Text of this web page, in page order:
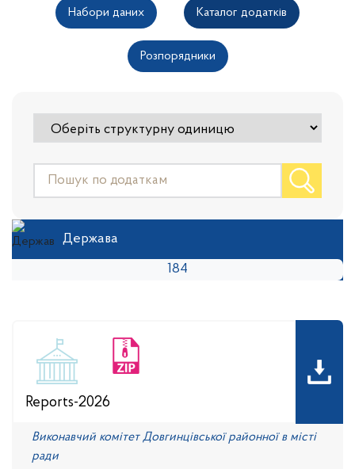
Набори даних Каталог додатків
Розпорядники
Держава
184
Reports-2026
Виконавчий комітет Довгинцівської районної в місті
ради